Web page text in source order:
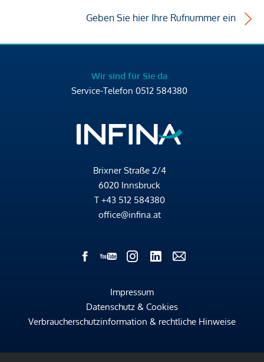
Geben Sie hier Ihre Rufnummer ein
Wir sind für Sie da
Service-Telefon 0512 584380
Brixner Straße 2/4
6020 Innsbruck
T +43 512 584380
office@infina.at
Impressum
Datenschutz & Cookies
Verbraucherschutzinformation & rechtliche Hinweise